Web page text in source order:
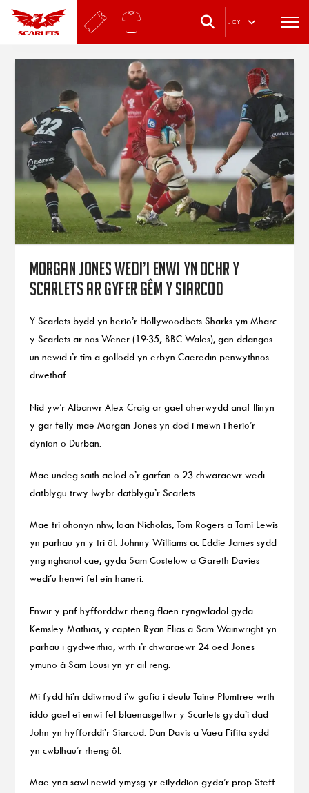
. CY
Morgan Jones wedi’i enwi yn ochr y
Scarlets ar gyfer gêm y Siarcod
Y Scarlets bydd yn herio’r Hollywoodbets Sharks ym Mharc
y Scarlets ar nos Wener (19:35; BBC Wales), gan ddangos
un newid i’r tîm a gollodd yn erbyn Caeredin penwythnos
diwethaf.
Nid yw’r Albanwr Alex Craig ar gael oherwydd anaf llinyn
y gar felly mae Morgan Jones yn dod i mewn i herio’r
dynion o Durban.
Mae undeg saith aelod o’r garfan o 23 chwaraewr wedi
datblygu trwy lwybr datblygu’r Scarlets.
Mae tri ohonyn nhw, Ioan Nicholas, Tom Rogers a Tomi Lewis
yn parhau yn y tri ôl. Johnny Williams ac Eddie James sydd
yng nghanol cae, gyda Sam Costelow a Gareth Davies
wedi’u henwi fel ein haneri.
Enwir y prif hyfforddwr rheng flaen ryngwladol gyda
Kemsley Mathias, y capten Ryan Elias a Sam Wainwright yn
parhau i gydweithio, wrth i’r chwaraewr 24 oed Jones
ymuno â Sam Lousi yn yr ail reng.
Mi fydd hi’n ddiwrnod i’w gofio i deulu Taine Plumtree wrth
iddo gael ei enwi fel blaenasgellwr y Scarlets gyda’i dad
John yn hyfforddi’r Siarcod. Dan Davis a Vaea Fifita sydd
yn cwblhau’r rheng ôl.
Mae yna sawl newid ymysg yr eilyddion gyda’r prop Steff